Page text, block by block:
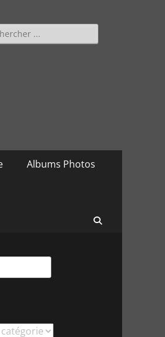
:
Albums Photos